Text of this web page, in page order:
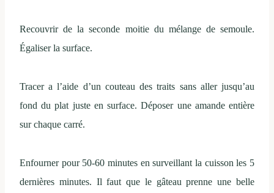
Recouvrir de la seconde moitie du mélange de semoule.
Égaliser la surface.
Tracer a l’aide d’un couteau des traits sans aller jusqu’au
fond du plat juste en surface. Déposer une amande entière
sur chaque carré.
Enfourner pour 50-60 minutes en surveillant la cuisson les 5
dernières minutes. Il faut que le gâteau prenne une belle